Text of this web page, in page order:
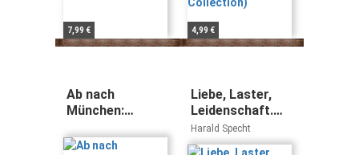
7,99 € 4,99 €
Ab nach
München:
um 1900
Liebe, Laster,
Leidenschaft.
Geheimnisse
großer Gemälde
Harald Specht